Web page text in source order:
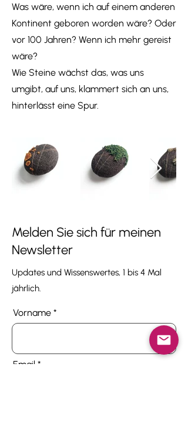
Was wäre, wenn ich auf einem anderen
Kontinent geboren worden wäre? Oder
vor 100 Jahren? Wenn ich mehr gereist
wäre?
Wie Steine wächst das, was uns
umgibt, auf uns, klammert sich an uns,
hinterlässt eine Spur.
Melden Sie sich für meinen
Newsletter
Updates und Wissenswertes, 1 bis 4 Mal
jährlich.
Vorname
Email